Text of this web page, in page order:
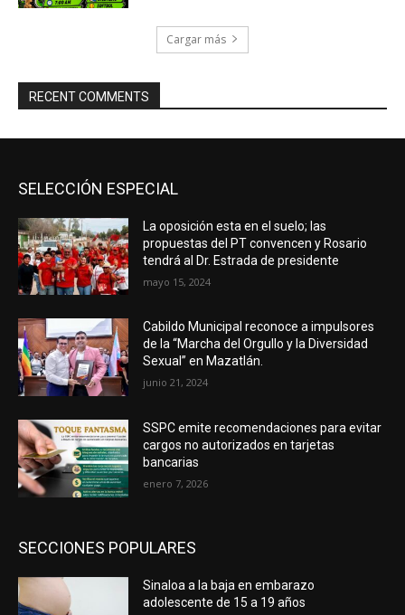
Cargar más
RECENT COMMENTS
SELECCIÓN ESPECIAL
La oposición esta en el suelo; las
propuestas del PT convencen y Rosario
tendrá al Dr. Estrada de presidente
mayo 15, 2024
Cabildo Municipal reconoce a impulsores
de la “Marcha del Orgullo y la Diversidad
Sexual” en Mazatlán.
junio 21, 2024
SSPC emite recomendaciones para evitar
cargos no autorizados en tarjetas
bancarias
enero 7, 2026
SECCIONES POPULARES
Sinaloa a la baja en embarazo
adolescente de 15 a 19 años